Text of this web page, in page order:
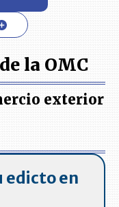
la OMC
exterior
edicto en